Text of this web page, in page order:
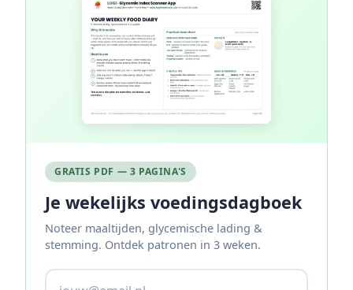
GRATIS PDF — 3 PAGINA'S
Je wekelijks voedingsdagboek
Noteer maaltijden, glycemische lading &
stemming. Ontdek patronen in 3 weken.